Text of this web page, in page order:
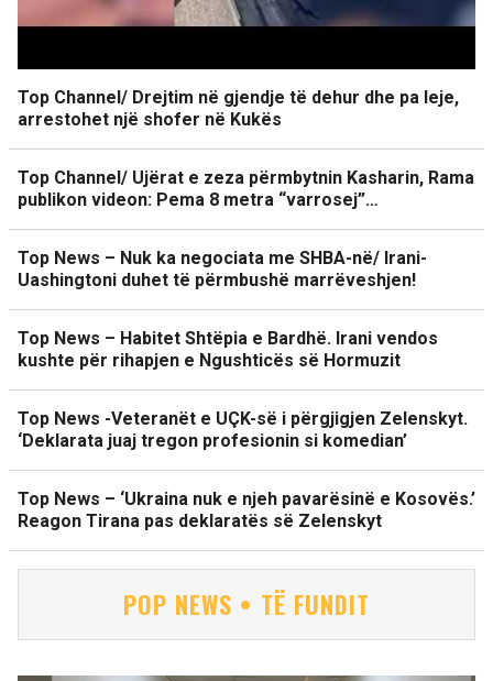
Top Channel/ Drejtim në gjendje të dehur dhe pa leje,
arrestohet një shofer në Kukës
Top Channel/ Ujërat e zeza përmbytnin Kasharin, Rama
publikon videon: Pema 8 metra “varrosej”…
Top News – Nuk ka negociata me SHBA-në/ Irani-
Uashingtoni duhet të përmbushë marrëveshjen!
Top News – Habitet Shtëpia e Bardhë. Irani vendos
kushte për rihapjen e Ngushticës së Hormuzit
Top News -Veteranët e UÇK-së i përgjigjen Zelenskyt.
‘Deklarata juaj tregon profesionin si komedian’
Top News – ‘Ukraina nuk e njeh pavarësinë e Kosovës.’
Reagon Tirana pas deklaratës së Zelenskyt
POP NEWS • TË FUNDIT